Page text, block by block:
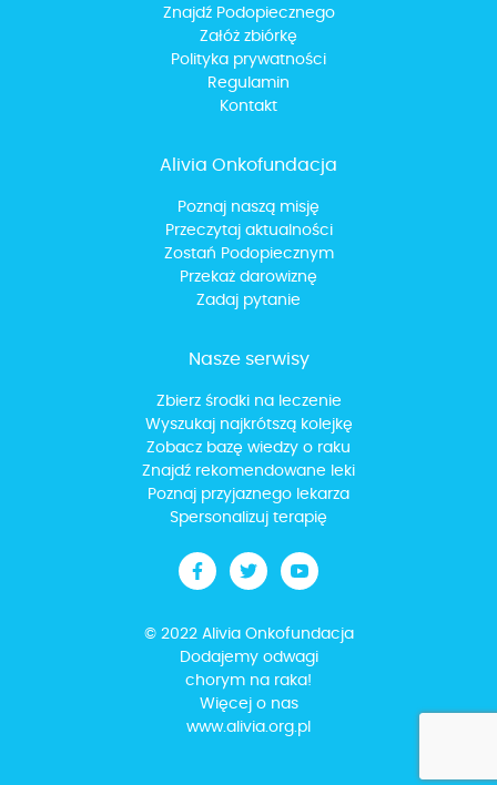
Znajdź Podopiecznego
Załóż zbiórkę
Polityka prywatności
Regulamin
Kontakt
Alivia Onkofundacja
Poznaj naszą misję
Przeczytaj aktualności
Zostań Podopiecznym
Przekaż darowiznę
Zadaj pytanie
Nasze serwisy
Zbierz środki na leczenie
Wyszukaj najkrótszą kolejkę
Zobacz bazę wiedzy o raku
Znajdź rekomendowane leki
Poznaj przyjaznego lekarza
Spersonalizuj terapię
© 2022 Alivia Onkofundacja
Dodajemy odwagi
chorym na raka!
Więcej o nas
www.alivia.org.pl